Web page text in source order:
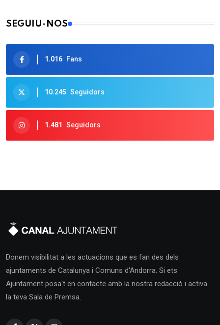
SEGUIU-NOS
1.016 Fans
10.245 Seguidors
1.481 Seguidors
Donem visibilitat a les actuacions que es fan des dels
ajuntaments de Catalunya i Comuns d'Andorra. Si ets
Ajuntament posa't en contacte amb la nostra redacció i activa
la teva Sala de Premsa.